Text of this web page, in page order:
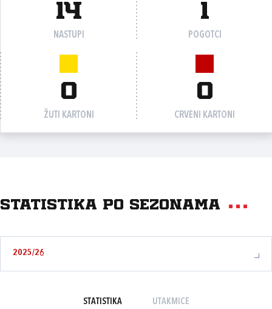
14
NASTUPI
1
POGOTCI
0
ŽUTI KARTONI
0
CRVENI KARTONI
Statistika po sezonama
2025/26
STATISTIKA UTAKMICE